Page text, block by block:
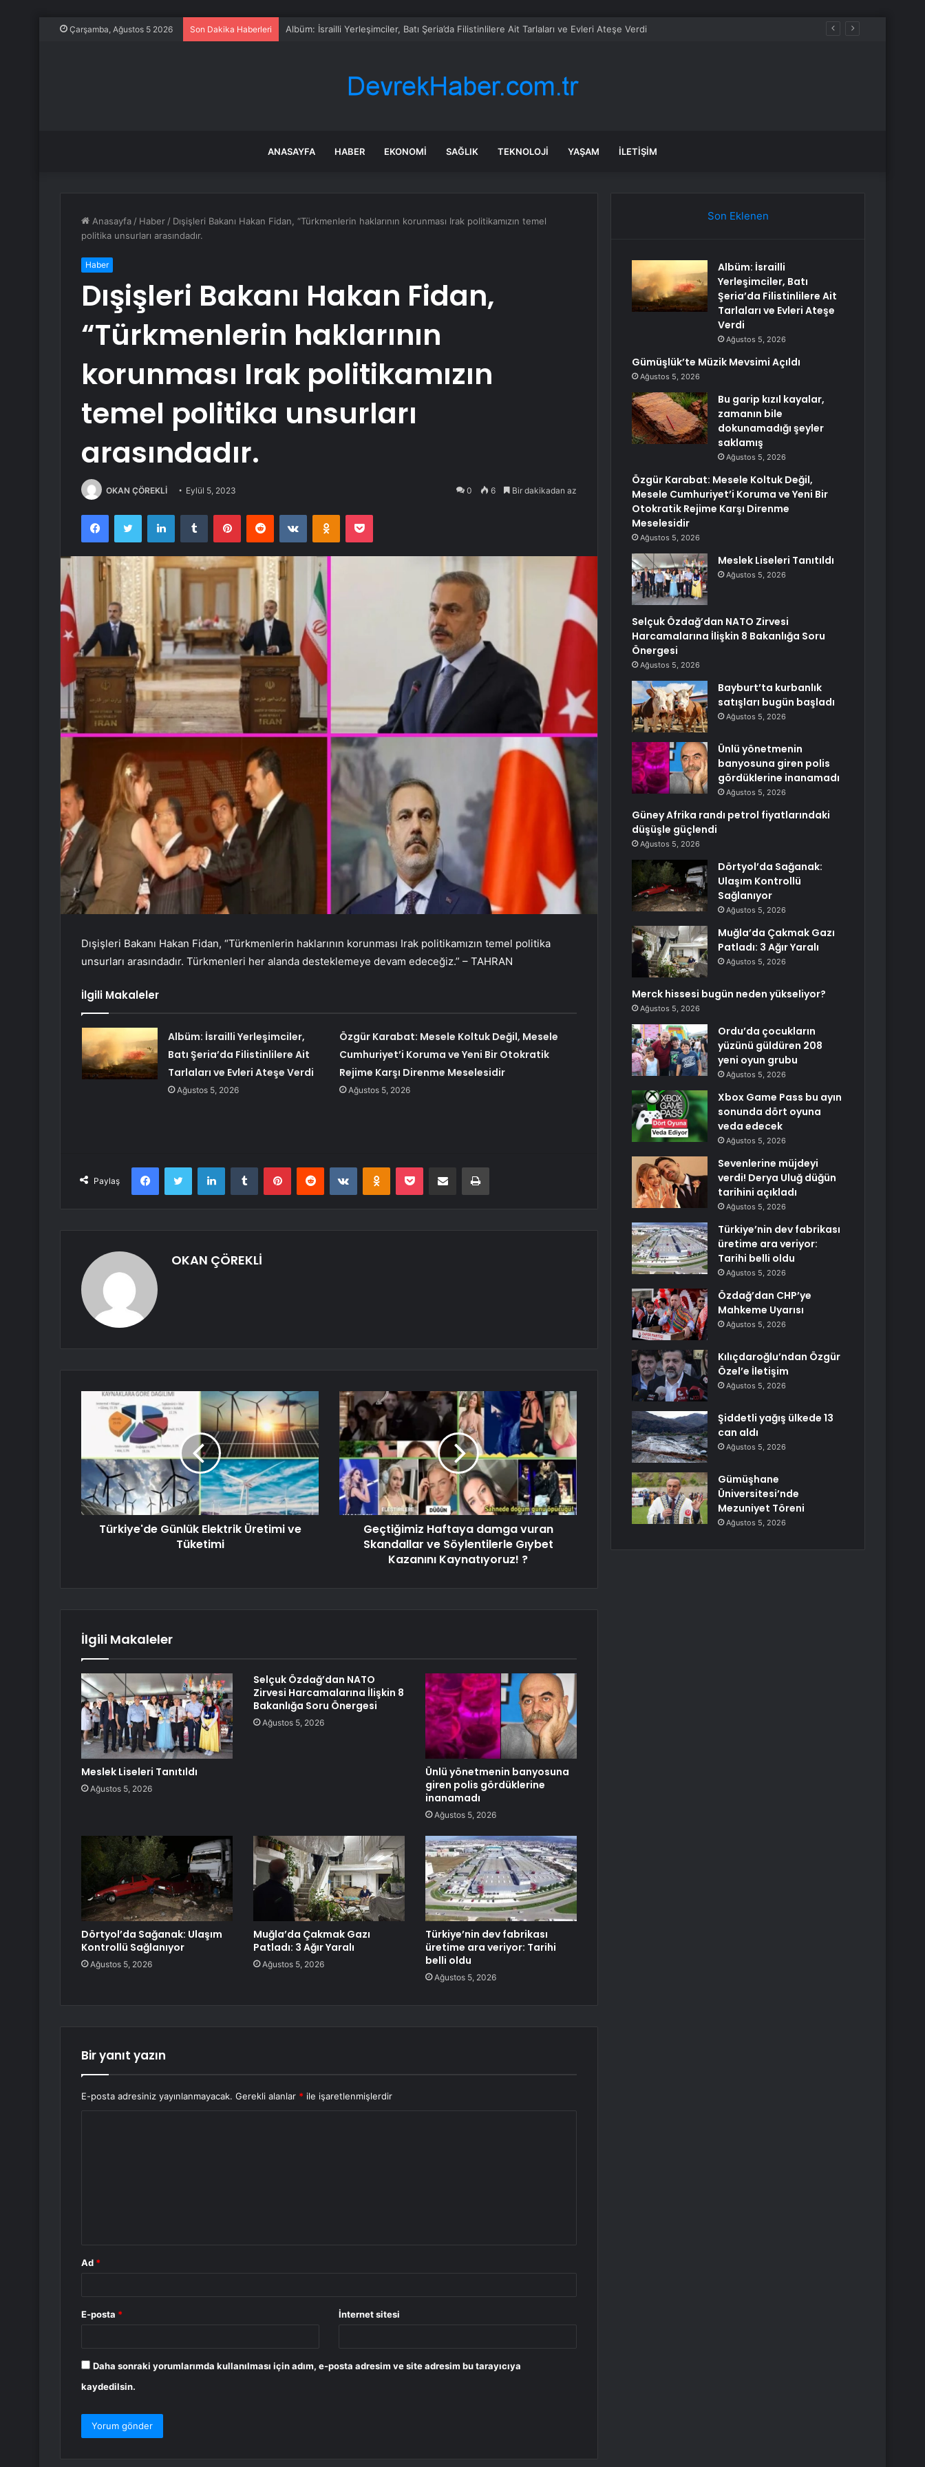
Çarşamba, Ağustos 5 2026 Son Dakika Haberleri Gümüşlük’te Müzik Mevsimi Açıldı
ANASAYFA HABER EKONOMI SAĞLIK TEKNOLOJI YAŞAM İLETIŞIM
Anasayfa / Haber / Dışişleri Bakanı Hakan Fidan, “Türkmenlerin haklarının korunması Irak politikamızın temel
politika unsurları arasındadır.
Haber
Dışişleri Bakanı Hakan Fidan,
“Türkmenlerin haklarının
korunması Irak politikamızın
temel politika unsurları
arasındadır.
OKAN ÇÖREKLİ Eylül 5, 2023 0 6 Bir dakikadan az
FacebookTwitter LinkedInTumblr PinterestReddit VKontakteOdnoklassniki
Pocket
Dışişleri Bakanı Hakan Fidan, “Türkmenlerin haklarının korunması Irak politikamızın temel politika
unsurları arasındadır. Türkmenleri her alanda desteklemeye devam edeceğiz.” – TAHRAN
İlgili Makaleler
Albüm: İsrailli Yerleşimciler,
Batı Şeria’da Filistinlilere Ait
Tarlaları ve Evleri Ateşe Verdi
Ağustos 5, 2026
Özgür Karabat: Mesele Koltuk Değil, Mesele
Cumhuriyet’i Koruma ve Yeni Bir Otokratik
Rejime Karşı Direnme Meselesidir
Ağustos 5, 2026
Paylaş
FacebookTwitter LinkedInTumblr PinterestReddit VKontakteOdnoklassniki
Pocket E-Posta ile paylaş Yazdır
OKAN ÇÖREKLİ
Türkiye'de Günlük Elektrik Üretimi ve
Tüketimi
Geçtiğimiz Haftaya damga vuran
Skandallar ve Söylentilerle Gıybet
Kazanını Kaynatıyoruz! ?
İlgili Makaleler
Meslek Liseleri Tanıtıldı
Ağustos 5, 2026
Selçuk Özdağ’dan NATO
Zirvesi Harcamalarına İlişkin 8
Bakanlığa Soru Önergesi
Ağustos 5, 2026
Ünlü yönetmenin banyosuna
giren polis gördüklerine
inanamadı
Ağustos 5, 2026
Dörtyol’da Sağanak: Ulaşım
Kontrollü Sağlanıyor
Ağustos 5, 2026
Muğla’da Çakmak Gazı
Patladı: 3 Ağır Yaralı
Ağustos 5, 2026
Türkiye’nin dev fabrikası
üretime ara veriyor: Tarihi
belli oldu
Ağustos 5, 2026
Bir yanıt yazın
E-posta adresiniz yayınlanmayacak. Gerekli alanlar * ile işaretlenmişlerdir
Ad *
E-posta * İnternet sitesi
Daha sonraki yorumlarımda kullanılması için adım, e-posta adresim ve site adresim bu tarayıcıya
kaydedilsin.
Son Eklenen
Albüm: İsrailli
Yerleşimciler, Batı
Şeria’da Filistinlilere Ait
Tarlaları ve Evleri Ateşe
Verdi
Ağustos 5, 2026
Gümüşlük’te Müzik Mevsimi Açıldı
Ağustos 5, 2026
Bu garip kızıl kayalar,
zamanın bile
dokunamadığı şeyler
saklamış
Ağustos 5, 2026
Özgür Karabat: Mesele Koltuk Değil,
Mesele Cumhuriyet’i Koruma ve Yeni Bir
Otokratik Rejime Karşı Direnme
Meselesidir
Ağustos 5, 2026
Meslek Liseleri Tanıtıldı
Ağustos 5, 2026
Selçuk Özdağ’dan NATO Zirvesi
Harcamalarına İlişkin 8 Bakanlığa Soru
Önergesi
Ağustos 5, 2026
Bayburt’ta kurbanlık
satışları bugün başladı
Ağustos 5, 2026
Ünlü yönetmenin
banyosuna giren polis
gördüklerine inanamadı
Ağustos 5, 2026
Güney Afrika randı petrol fiyatlarındaki
düşüşle güçlendi
Ağustos 5, 2026
Dörtyol’da Sağanak:
Ulaşım Kontrollü
Sağlanıyor
Ağustos 5, 2026
Muğla’da Çakmak Gazı
Patladı: 3 Ağır Yaralı
Ağustos 5, 2026
Merck hissesi bugün neden yükseliyor?
Ağustos 5, 2026
Ordu’da çocukların
yüzünü güldüren 208
yeni oyun grubu
Ağustos 5, 2026
Xbox Game Pass bu ayın
sonunda dört oyuna
veda edecek
Ağustos 5, 2026
Sevenlerine müjdeyi
verdi! Derya Uluğ düğün
tarihini açıkladı
Ağustos 5, 2026
Türkiye’nin dev fabrikası
üretime ara veriyor:
Tarihi belli oldu
Ağustos 5, 2026
Özdağ’dan CHP’ye
Mahkeme Uyarısı
Ağustos 5, 2026
Kılıçdaroğlu’ndan Özgür
Özel’e İletişim
Ağustos 5, 2026
Şiddetli yağış ülkede 13
can aldı
Ağustos 5, 2026
Gümüşhane
Üniversitesi’nde
Mezuniyet Töreni
Ağustos 5, 2026